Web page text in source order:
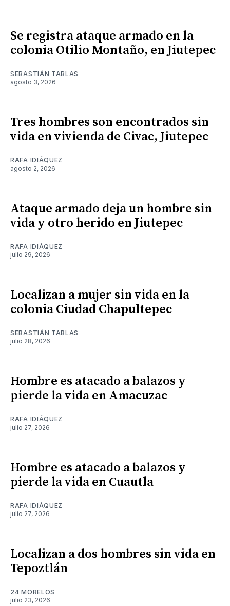
Se registra ataque armado en la
colonia Otilio Montaño, en Jiutepec
SEBASTIÁN TABLAS
agosto 3, 2026
Tres hombres son encontrados sin
vida en vivienda de Civac, Jiutepec
RAFA IDIÁQUEZ
agosto 2, 2026
Ataque armado deja un hombre sin
vida y otro herido en Jiutepec
RAFA IDIÁQUEZ
julio 29, 2026
Localizan a mujer sin vida en la
colonia Ciudad Chapultepec
SEBASTIÁN TABLAS
julio 28, 2026
Hombre es atacado a balazos y
pierde la vida en Amacuzac
RAFA IDIÁQUEZ
julio 27, 2026
Hombre es atacado a balazos y
pierde la vida en Cuautla
RAFA IDIÁQUEZ
julio 27, 2026
Localizan a dos hombres sin vida en
Tepoztlán
24 MORELOS
julio 23, 2026